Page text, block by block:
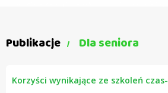
Publikacje Dla seniora
Korzyści wynikające ze szkoleń